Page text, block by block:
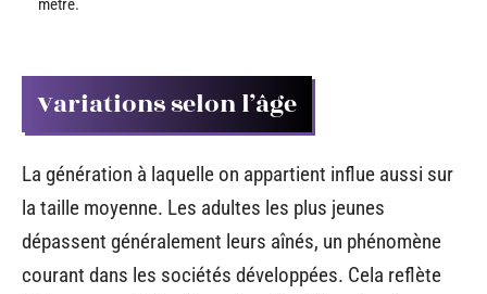
Variations selon l’âge
La génération à laquelle on appartient influe aussi sur
la taille moyenne. Les adultes les plus jeunes
dépassent généralement leurs aînés, un phénomène
courant dans les sociétés développées. Cela reflète